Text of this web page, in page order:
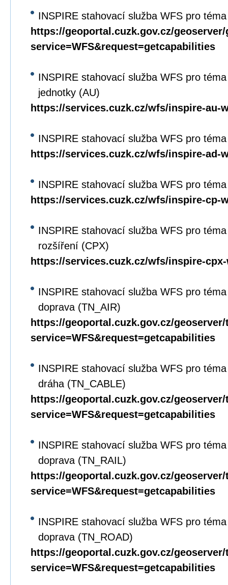
INSPIRE stahovací služba WFS pro
https://geoportal.cuzk.gov.cz/
service=WFS&request=getcapabilities
INSPIRE stahovací služba WFS pro
jednotky (AU)
https://services.cuzk.cz/wfs/inspire-au-
INSPIRE stahovací služba WFS pro
https://services.cuzk.cz/wfs/inspire-ad-
INSPIRE stahovací služba WFS pro
https://services.cuzk.cz/wfs/inspire-cp-
INSPIRE stahovací služba WFS pro
rozšíření (CPX)
https://services.cuzk.cz/wfs/inspire-
INSPIRE stahovací služba WFS pro
doprava (TN_AIR)
https://geoportal.cuzk.gov.cz/
service=WFS&request=getcapabilities
INSPIRE stahovací služba WFS pro
dráha (TN_CABLE)
https://geoportal.cuzk.gov.cz/
service=WFS&request=getcapabilities
INSPIRE stahovací služba WFS pro
doprava (TN_RAIL)
https://geoportal.cuzk.gov.cz/
service=WFS&request=getcapabilities
INSPIRE stahovací služba WFS pro
doprava (TN_ROAD)
https://geoportal.cuzk.gov.cz/
service=WFS&request=getcapabilities